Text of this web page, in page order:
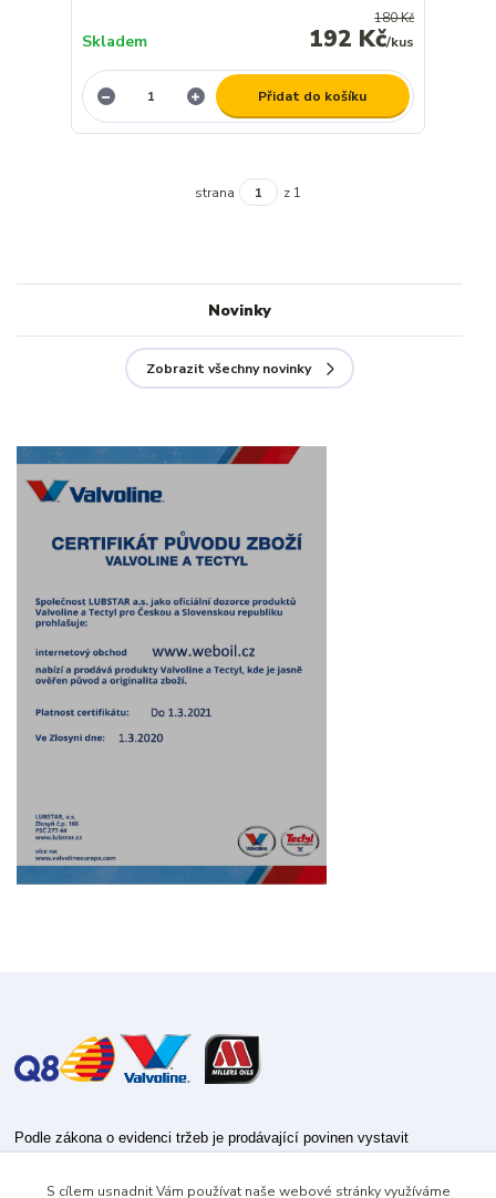
180 Kč
192 Kč/kus
Skladem
Přidat do košíku
strana z 1
Novinky
Zobrazit všechny novinky
Podle zákona o evidenci tržeb je prodávající povinen vystavit
Zároveň je povinen zaevidovat přijatou tržbu u správce daně online; v
S cílem usnadnit Vám používat naše webové stránky využíváme